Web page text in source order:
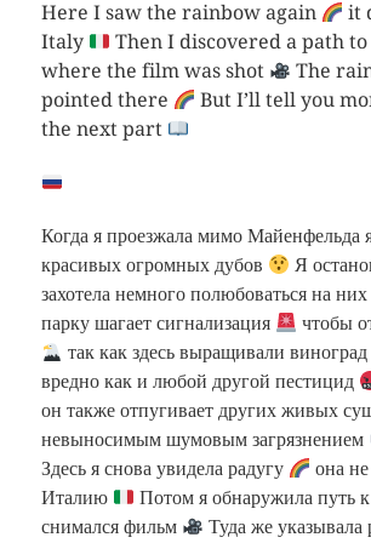
Here I saw the rainbow again
it
Italy
Then I discovered a path
where the film was shot
The
pointed there
But I’ll tell you
the next part
Когда я проезжала мимо Майенфельда
красивых огромных дубов
Я
захотела немного полюбоваться на них
парку шагает сигнализация
чтобы
так как здесь выращивали виноград
вредно как и любой другой пестицид
он также отпугивает других живых
невыносимым шумовым загрязнением
Здесь я снова увидела радугу
она
Италию
Потом я обнаружила путь
снимался фильм
Туда же указывала